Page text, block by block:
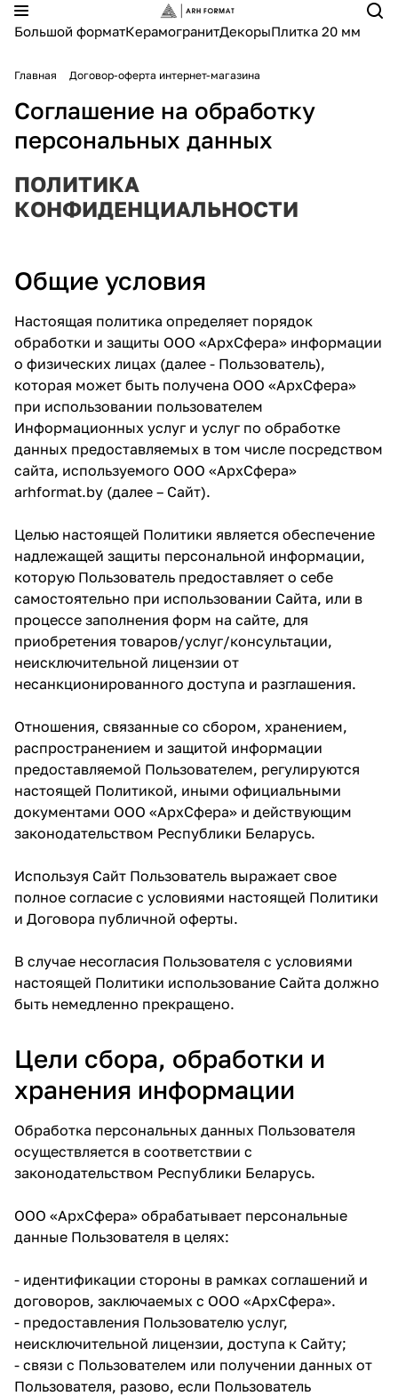
Большой форматКерамогранитДекорыПлитка 20 мм
Главная Договор-оферта интернет-магазина
Соглашение на обработку
персональных данных
ПОЛИТИКА
КОНФИДЕНЦИАЛЬНОСТИ
Общие условия
Настоящая политика определяет порядок
обработки и защиты ООО «АрхСфера» информации
о физических лицах (далее - Пользователь),
которая может быть получена ООО «АрхСфера»
при использовании пользователем
Информационных услуг и услуг по обработке
данных предоставляемых в том числе посредством
сайта, используемого ООО «АрхСфера»
arhformat.by (далее – Сайт).
Целью настоящей Политики является обеспечение
надлежащей защиты персональной информации,
которую Пользователь предоставляет о себе
самостоятельно при использовании Сайта, или в
процессе заполнения форм на сайте, для
приобретения товаров/услуг/консультации,
неисключительной лицензии от
несанкционированного доступа и разглашения.
Отношения, связанные со сбором, хранением,
распространением и защитой информации
предоставляемой Пользователем, регулируются
настоящей Политикой, иными официальными
документами ООО «АрхСфера» и действующим
законодательством Республики Беларусь.
Используя Сайт Пользователь выражает свое
полное согласие с условиями настоящей Политики
и Договора публичной оферты.
В случае несогласия Пользователя с условиями
настоящей Политики использование Сайта должно
быть немедленно прекращено.
Цели сбора, обработки и
хранения информации
Обработка персональных данных Пользователя
осуществляется в соответствии с
законодательством Республики Беларусь.
ООО «АрхСфера» обрабатывает персональные
данные Пользователя в целях:
- идентификации стороны в рамках соглашений и
договоров, заключаемых с ООО «АрхСфера».
- предоставления Пользователю услуг,
неисключительной лицензии, доступа к Сайту;
- связи с Пользователем или получении данных от
Пользователя, разово, если Пользователь